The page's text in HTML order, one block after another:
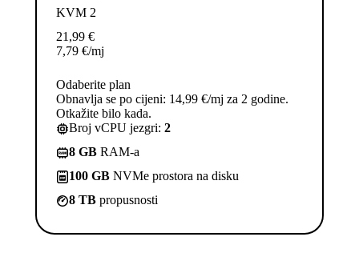
KVM 2
21,99 €
7,79 €/mj
Odaberite plan
Obnavlja se po cijeni: 14,99 €/mj za 2 godine.
Otkažite bilo kada.
Broj vCPU jezgri: 2
8 GB RAM-a
100 GB NVMe prostora na disku
8 TB propusnosti